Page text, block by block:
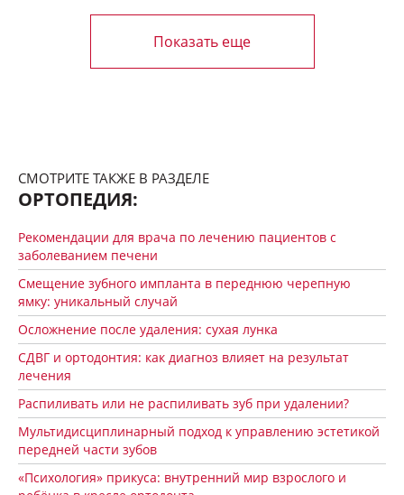
Показать еще
СМОТРИТЕ ТАКЖЕ В РАЗДЕЛЕ
ОРТОПЕДИЯ:
Рекомендации для врача по лечению пациентов с
заболеванием печени
Смещение зубного импланта в переднюю черепную
ямку: уникальный случай
Осложнение после удаления: сухая лунка
СДВГ и ортодонтия: как диагноз влияет на результат
лечения
Распиливать или не распиливать зуб при удалении?
Мультидисциплинарный подход к управлению эстетикой
передней части зубов
«Психология» прикуса: внутренний мир взрослого и